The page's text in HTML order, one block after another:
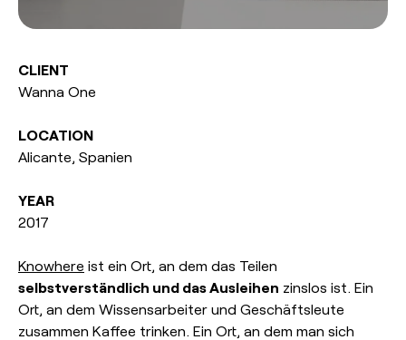
Showrooms
Kontakt
CLIENT
Wanna One
LOCATION
Alicante, Spanien
YEAR
2017
Knowhere ist ein Ort, an dem das Teilen
selbstverständlich und das Ausleihen zinslos ist. Ein
Ort, an dem Wissensarbeiter und Geschäftsleute
zusammen Kaffee trinken. Ein Ort, an dem man sich